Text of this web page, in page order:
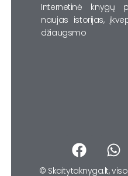
Internetinė knygų
naujas istorijas,
džiaugsmo
F
a
W
h
© Skaitytaknyga.lt,